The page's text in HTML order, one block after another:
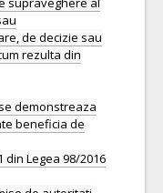
de decizie sau
rezulta din
demonstreaza
beneficia de
din Legea 98/2016